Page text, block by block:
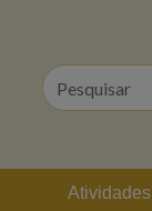
Atividades